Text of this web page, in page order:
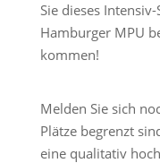
Sie dieses
Hamburger MPU
kommen!
Melden Sie sich
Plätze begrenzt
eine qualitativ